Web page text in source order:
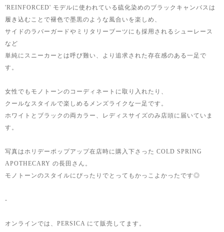
'REINFORCED' モデルに使われている硫化染めのブラックキャンバスは
履き込むことで褪色で墨黒のような風合いを楽しめ、
サイドのラバーガードやミリタリーブーツにも採用されるシューレース
など
単純にスニーカーとは呼び難い、より追求された存在感のある一足で
す。
女性でもモノトーンのコーディネートに取り入れたり、
クールなスタイルで楽しめるメンズライクな一足です。
ホワイトとブラックの両カラー、レディスサイズのみ店頭に届いていま
す。
写真はホリデーポップアップ在店時に購入下さった COLD SPRING
APOTHECARY の長田さん。
モノトーンのスタイルにぴったりでとってもかっこよかったです◎
-
オンラインでは、PERSICA にて販売してます。